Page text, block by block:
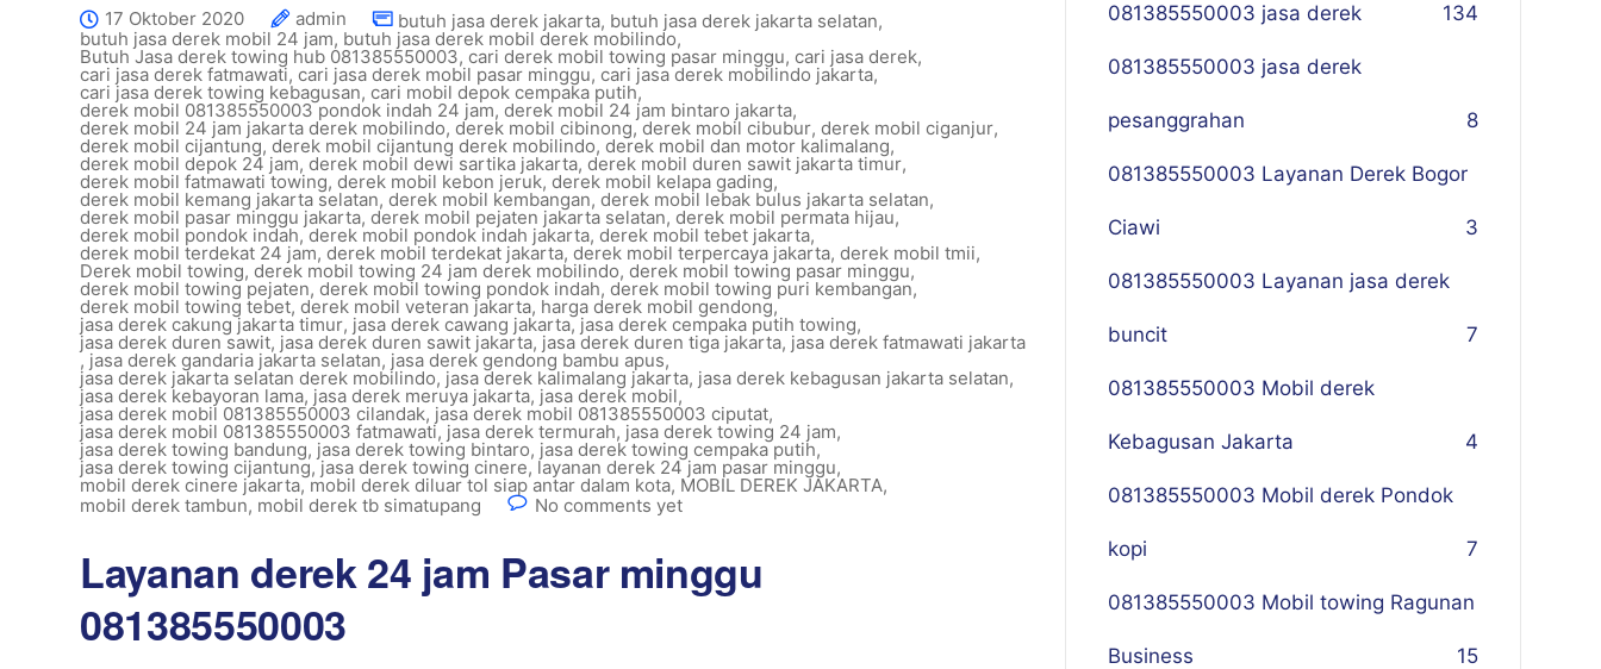
17 Oktober 2020 admin butuh jasa derek jakarta, butuh jasa derek jakarta selatan,
butuh jasa derek mobil 24 jam, butuh jasa derek mobil derek mobilindo,
Butuh Jasa derek towing hub 081385550003, cari derek mobil towing pasar minggu, cari jasa derek,
cari jasa derek fatmawati, cari jasa derek mobil pasar minggu, cari jasa derek mobilindo jakarta,
cari jasa derek towing kebagusan, cari mobil depok cempaka putih,
derek mobil 081385550003 pondok indah 24 jam, derek mobil 24 jam bintaro jakarta,
derek mobil 24 jam jakarta derek mobilindo, derek mobil cibinong,derek mobil cibubur, derek mobil ciganjur,
derek mobil cijantung, derek mobil cijantung derek mobilindo, derek mobil dan motor kalimalang,
derek mobil depok 24 jam, derek mobil dewi sartika jakarta, derek mobil duren sawit jakarta timur,
derek mobil fatmawati towing, derek mobil kebon jeruk, derek mobil kelapa gading,
derek mobil kemang jakarta selatan, derek mobil kembangan, derek mobil lebak bulus jakarta selatan,
derek mobil pasar minggu jakarta, derek mobil pejaten jakarta selatan, derek mobil permata hijau,
derek mobil pondok indah,derek mobil pondok indah jakarta, derek mobil tebet jakarta,
derek mobil terdekat 24 jam, derek mobil terdekat jakarta, derek mobil terpercaya jakarta, derek mobil tmii,
Derek mobil towing, derek mobil towing 24 jam derek mobilindo, derek mobil towing pasar minggu,
derek mobil towing pejaten, derek mobil towing pondok indah, derek mobil towing puri kembangan,
derek mobil towing tebet, derek mobil veteran jakarta, harga derek mobil gendong,
jasa derek cakung jakarta timur, jasa derek cawang jakarta, jasa derek cempaka putih towing,
jasa derek duren sawit, jasa derek duren sawit jakarta, jasa derek duren tiga jakarta, jasa derek fatmawati jakarta
, jasa derek gandaria jakarta selatan, jasa derek gendong bambu apus,
jasa derek jakarta selatan derek mobilindo, jasa derek kalimalang jakarta, jasa derek kebagusan jakarta selatan,
jasa derek kebayoran lama, jasa derek meruya jakarta, jasa derek mobil,
jasa derek mobil 081385550003 cilandak, jasa derek mobil 081385550003 ciputat,
jasa derek mobil 081385550003 fatmawati, jasa derek termurah, jasa derek towing 24 jam,
jasa derek towing bandung, jasa derek towing bintaro, jasa derek towing cempaka putih,
jasa derek towing cijantung,jasa derek towing cinere, layanan derek 24 jam pasar minggu,
mobil derek cinere jakarta,mobil derek diluar tol siap antar dalam kota, MOBIL DEREK JAKARTA,
mobil derek tambun, mobil derek tb simatupang No comments yet
Layanan derek 24 jam Pasar minggu
081385550003
081385550003 jasa derek 134
081385550003 jasa derek
pesanggrahan 8
081385550003 Layanan Derek Bogor
Ciawi 3
081385550003 Layanan jasa derek
buncit 7
081385550003 Mobil derek
Kebagusan Jakarta 4
081385550003 Mobil derek Pondok
kopi 7
081385550003 Mobil towing Ragunan
5
Business 1